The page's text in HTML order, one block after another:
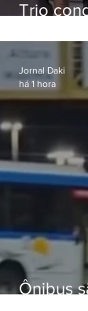
Trio
Ônibus
Jornal Daki
há 1 hora